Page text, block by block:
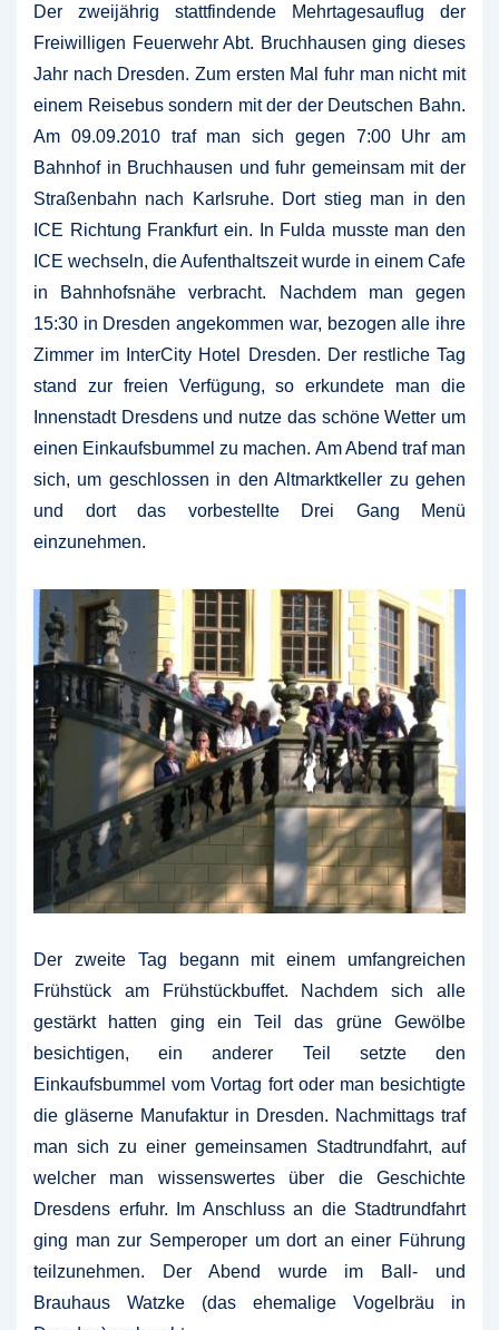
Der zweijährig stattfindende Mehrtagesauflug der
Freiwilligen Feuerwehr Abt. Bruchhausen ging dieses
Jahr nach Dresden. Zum ersten Mal fuhr man nicht mit
einem Reisebus sondern mit der der Deutschen Bahn.
Am 09.09.2010 traf man sich gegen 7:00 Uhr am
Bahnhof in Bruchhausen und fuhr gemeinsam mit der
Straßenbahn nach Karlsruhe. Dort stieg man in den
ICE Richtung Frankfurt ein. In Fulda musste man den
ICE wechseln, die Aufenthaltszeit wurde in einem Cafe
in Bahnhofsnähe verbracht. Nachdem man gegen
15:30 in Dresden angekommen war, bezogen alle ihre
Zimmer im InterCity Hotel Dresden. Der restliche Tag
stand zur freien Verfügung, so erkundete man die
Innenstadt Dresdens und nutze das schöne Wetter um
einen Einkaufsbummel zu machen. Am Abend traf man
sich, um geschlossen in den Altmarktkeller zu gehen
und dort das vorbestellte Drei Gang Menü
einzunehmen.
Der zweite Tag begann mit einem umfangreichen
Frühstück am Frühstückbuffet. Nachdem sich alle
gestärkt hatten ging ein Teil das grüne Gewölbe
besichtigen, ein anderer Teil setzte den
Einkaufsbummel vom Vortag fort oder man besichtigte
die gläserne Manufaktur in Dresden. Nachmittags traf
man sich zu einer gemeinsamen Stadtrundfahrt, auf
welcher man wissenswertes über die Geschichte
Dresdens erfuhr. Im Anschluss an die Stadtrundfahrt
ging man zur Semperoper um dort an einer Führung
teilzunehmen. Der Abend wurde im Ball- und
Brauhaus Watzke (das ehemalige Vogelbräu in